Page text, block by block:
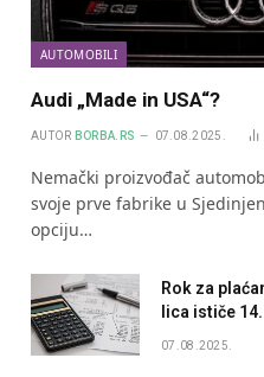
AUTOMOBILI
Audi „Made in USA“?
AUTOR BORBA.RS 07.08.2025.
Nemački proizvođač
svoje prve fabrike u
opciju…
Rok za
lica ističe
07.08.2025.